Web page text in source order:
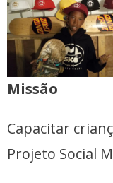
Missão
Capacitar
Projeto Social